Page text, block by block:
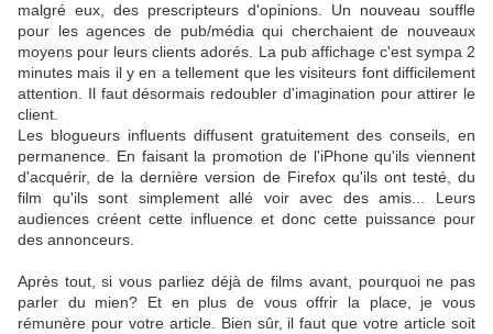
malgré eux, des prescripteurs d'opinions. Un nouveau souffle
pour les agences de pub/média qui cherchaient de nouveaux
moyens pour leurs clients adorés. La pub affichage c'est sympa 2
minutes mais il y en a tellement que les visiteurs font difficilement
attention. Il faut désormais redoubler d'imagination pour attirer le
client.
Les blogueurs influents diffusent gratuitement des conseils, en
permanence. En faisant la promotion de l'iPhone qu'ils viennent
d'acquérir, de la dernière version de Firefox qu'ils ont testé, du
film qu'ils sont simplement allé voir avec des amis... Leurs
audiences créent cette influence et donc cette puissance pour
des annonceurs.
Après tout, si vous parliez déjà de films avant, pourquoi ne pas
parler du mien? Et en plus de vous offrir la place, je vous
rémunère pour votre article. Bien sûr, il faut que votre article soit